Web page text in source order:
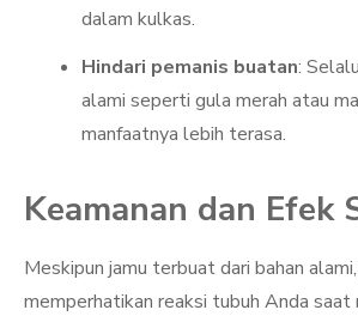
dalam kulkas.
Hindari pemanis buatan:
alami seperti gula merah atau
manfaatnya lebih terasa.
Keamanan dan Efek
Meskipun jamu terbuat dari bahan
memperhatikan reaksi tubuh Anda saat